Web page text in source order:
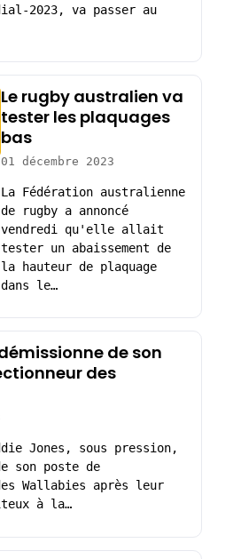
2023, va passer au
Le rugby australien va
tester les plaquages
bas
01 décembre 2023
La Fédération australienne
de rugby a annoncé
vendredi qu'elle allait
tester un abaissement de
la hauteur de plaquage
dans le…
de son
des
Jones, sous pression,
son poste de
Wallabies après leur
à la…